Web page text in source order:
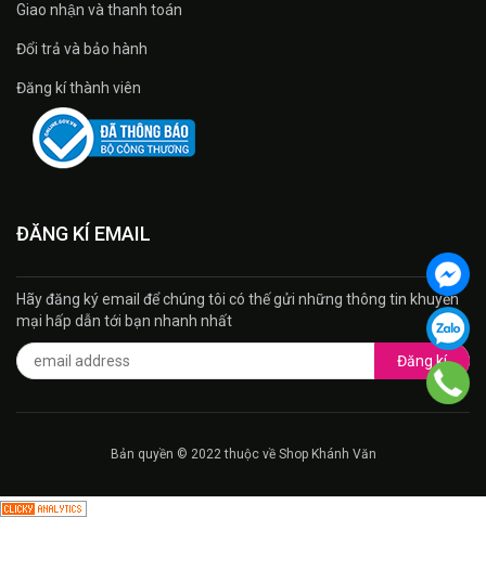
Giao nhận và thanh toán
Đổi trả và bảo hành
Đăng kí thành viên
ĐĂNG KÍ EMAIL
Hãy đăng ký email để chúng tôi có thế gửi những thông tin khuyến
mại hấp dẫn tới bạn nhanh nhất
Đăng kí
Bản quyền © 2022 thuộc về Shop Khánh Văn